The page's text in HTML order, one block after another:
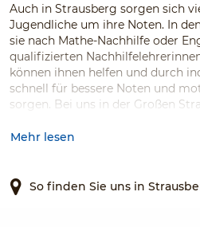
Auch in Strausberg sorgen sich
Jugendliche um ihre Noten. In
sie nach Mathe-Nachhilfe oder
qualifizierten
können ihnen helfen und durch
schnell für bessere Noten und
sorgen. Bei uns in der Großen
oder Kurse zur
Mehr lesen
So finden Sie uns in